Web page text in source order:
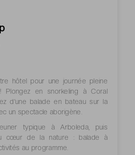
hôtel pour une journée pleine
Plongez en snorkeling à Coral
d’une balade en bateau sur la
un spectacle aborigène.
typique à Arboleda, puis
cœur de la nature : balade à
au programme.